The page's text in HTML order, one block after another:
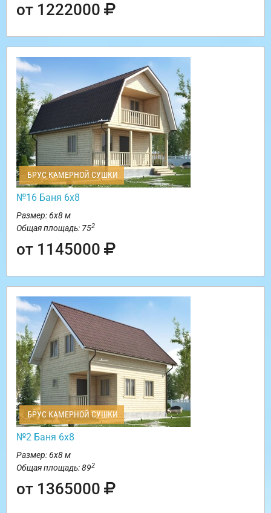
от 1222000
БРУС КАМЕРНОЙ СУШКИ
№16 Баня 6х8
Размер: 6х8 м
Общая площадь: 752
от 1145000
БРУС КАМЕРНОЙ СУШКИ
№2 Баня 6х8
Размер: 6х8 м
Общая площадь: 892
от 1365000